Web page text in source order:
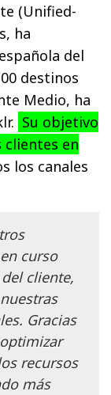
(Unified-
ha
del
destinos
Medio, ha
Su objetivo
clientes en
los canales
curso
cliente,
Gracias
recursos
más